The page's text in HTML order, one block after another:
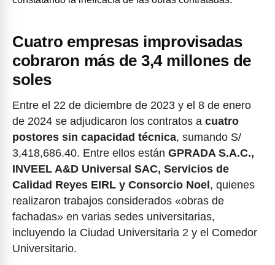
Cuatro empresas improvisadas
cobraron más de 3,4 millones de
soles
Entre el 22 de diciembre de 2023 y el 8 de enero
de 2024 se adjudicaron los contratos a cuatro
postores sin capacidad técnica, sumando S/
3,418,686.40. Entre ellos están GPRADA S.A.C.,
INVEEL A&D Universal SAC, Servicios de
Calidad Reyes EIRL y Consorcio Noel , quienes
realizaron trabajos considerados «obras de
fachadas» en varias sedes universitarias,
incluyendo la Ciudad Universitaria 2 y el Comedor
Universitario.